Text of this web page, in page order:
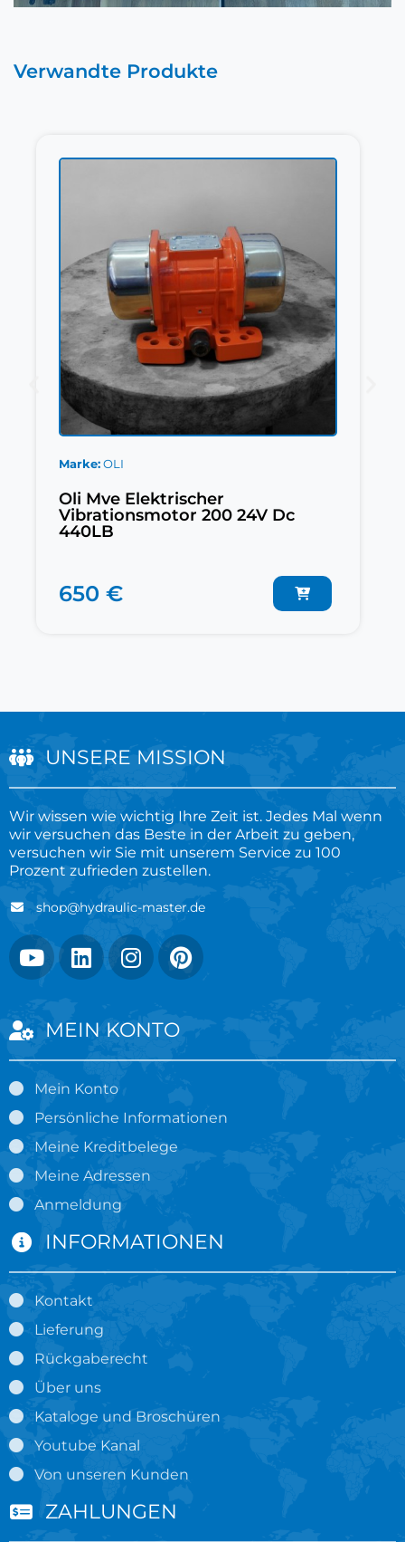
Verwandte Produkte
Marke OLI
Oli Mve Elektrischer
Vibrationsmotor 200 24V Dc
440LB
650 €
UNSERE MISSION
Wir wissen wie wichtig Ihre Zeit ist. Jedes Mal wenn
wir versuchen das Beste in der Arbeit zu geben,
versuchen wir Sie mit unserem Service zu 100
Prozent zufrieden zustellen.
shop@hydraulic-master.de
MEIN KONTO
Mein Konto
Persönliche Informationen
Meine Kreditbelege
Meine Adressen
Anmeldung
INFORMATIONEN
Kontakt
Lieferung
Rückgaberecht
Über uns
Kataloge und Broschüren
Youtube Kanal
Von unseren Kunden
ZAHLUNGEN